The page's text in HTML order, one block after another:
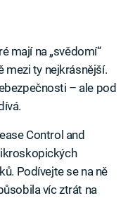
mají na „svědomí“
mezi ty nejkrásnější.
– ale pod
Control and
Podívejte se na ně
víc ztrát na